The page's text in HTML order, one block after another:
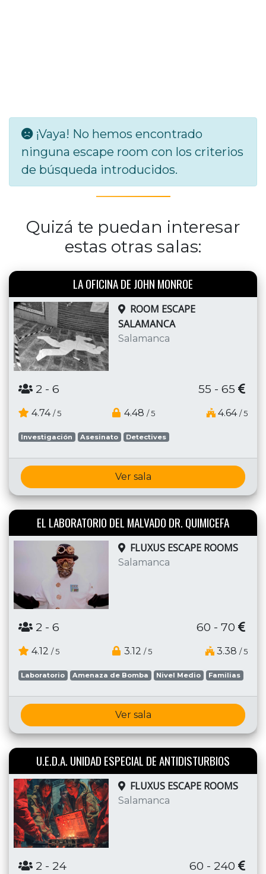
¡Vaya! No hemos encontrado
ninguna escape room con los criterios
de búsqueda introducidos.
Quizá te puedan interesar
estas otras salas:
LA OFICINA DE JOHN MONROE
ROOM ESCAPE
SALAMANCA
Salamanca
2 - 6 55 - 65
4.74 / 5 4.48 / 5 4.64 / 5
Investigación Asesinato Detectives
Ver sala
EL LABORATORIO DEL MALVADO DR. QUIMICEFA
FLUXUS ESCAPE ROOMS
Salamanca
2 - 6 60 - 70
4.12 / 5 3.12 / 5 3.38 / 5
Laboratorio Amenaza de Bomba Nivel Medio Familias
Ver sala
U.E.D.A. UNIDAD ESPECIAL DE ANTIDISTURBIOS
FLUXUS ESCAPE ROOMS
Salamanca
2 - 24 60 - 240